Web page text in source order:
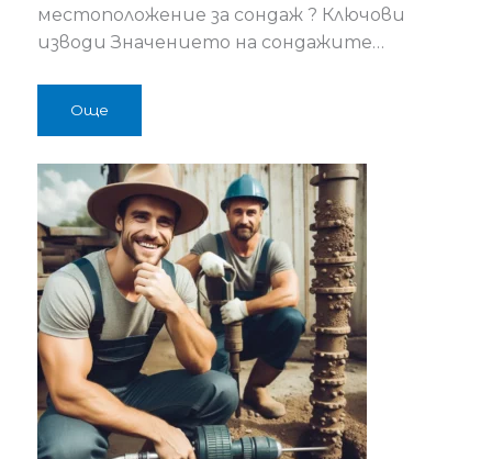
местоположение за сондаж ? Ключови
изводи Значението на сондажите…
Още